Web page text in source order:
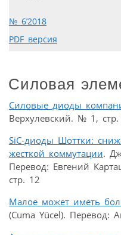
№ 6’2018
PDF версия
Силовая
Силовые диоды
Верхулевский. № 1,
SiC-диоды Шоттки:
жесткой коммутации.
Перевод: Евгений
стр. 12
Малое может иметь
(Cuma Yücel).